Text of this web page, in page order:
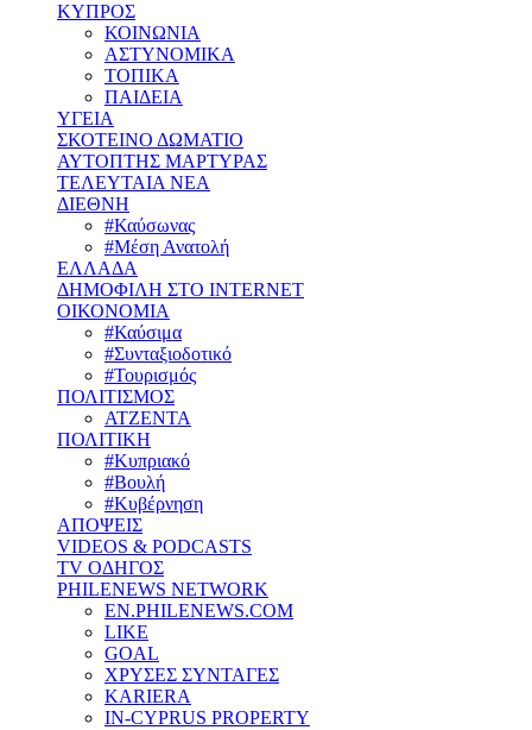
ΚΥΠΡΟΣ
ΚΟΙΝΩΝΙΑ
ΑΣΤΥΝΟΜΙΚΑ
ΤΟΠΙΚΑ
ΠΑΙΔΕΙΑ
ΥΓΕΙΑ
ΣΚΟΤΕΙΝΟ ΔΩΜΑΤΙΟ
ΑΥΤΟΠΤΗΣ ΜΑΡΤΥΡΑΣ
ΤΕΛΕΥΤΑΙΑ ΝΕΑ
ΔΙΕΘΝΗ
#Καύσωνας
#Μέση Ανατολή
ΕΛΛΑΔΑ
ΔΗΜΟΦΙΛΗ ΣΤΟ INTERNET
ΟΙΚΟΝΟΜΙΑ
#Καύσιμα
#Συνταξιοδοτικό
#Τουρισμός
ΠΟΛΙΤΙΣΜΟΣ
ΑΤΖΕΝΤΑ
ΠΟΛΙΤΙΚΗ
#Κυπριακό
#Βουλή
#Κυβέρνηση
ΑΠΟΨΕΙΣ
VIDEOS & PODCASTS
TV ΟΔΗΓΟΣ
PHILENEWS NETWORK
EN.PHILENEWS.COM
LIKE
GOAL
ΧΡΥΣΕΣ ΣΥΝΤΑΓΕΣ
KARIERA
IN-CYPRUS PROPERTY